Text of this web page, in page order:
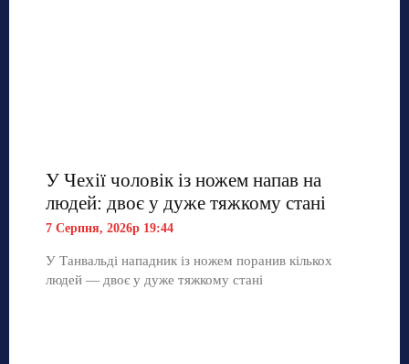
У Чехії чоловік із ножем напав на
людей: двоє у дуже тяжкому стані
7 Серпня, 2026р 19:44
У Танвальді нападник із ножем поранив кількох
людей — двоє у дуже тяжкому стані